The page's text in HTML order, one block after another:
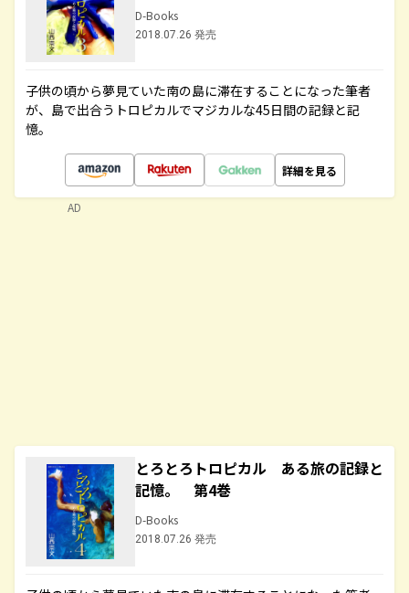
D-Books
2018.07.26 発売
子供の頃から夢見ていた南の島に滞在することになった筆者
が、島で出合うトロピカルでマジカルな45日間の記録と記
憶。
詳細を見る
とろとろトロピカル ある旅の記録と
記憶。 第4巻
D-Books
2018.07.26 発売
AD